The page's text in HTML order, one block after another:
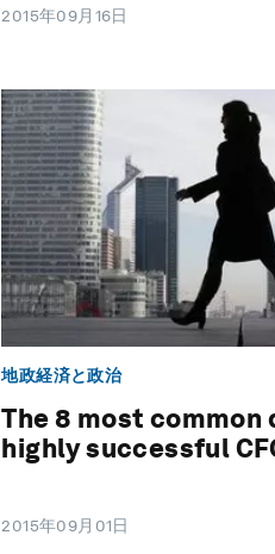
2015年09月16日
地政経済と政治
The 8 most common
highly successful
2015年09月01日